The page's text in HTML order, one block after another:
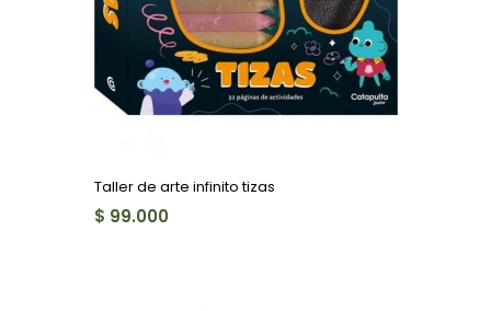
Taller de arte infinito tizas
$ 99.000